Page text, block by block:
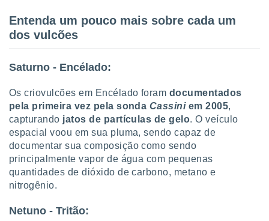
o
num
para
utilizar
Entenda um pouco mais sobre cada um
dos vulcões
Saturno - Encélado:
Os criovulcões em Encélado foram documentados
pela primeira vez pela sonda Cassiniem 2005,
capturando jatos de partículas de gelo. O veículo
espacial voou em sua pluma, sendo capaz de
documentar sua composição como sendo
principalmente vapor de água com pequenas
quantidades de dióxido de carbono, metano e
nitrogênio.
Netuno - Tritão: